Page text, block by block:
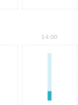
14:00